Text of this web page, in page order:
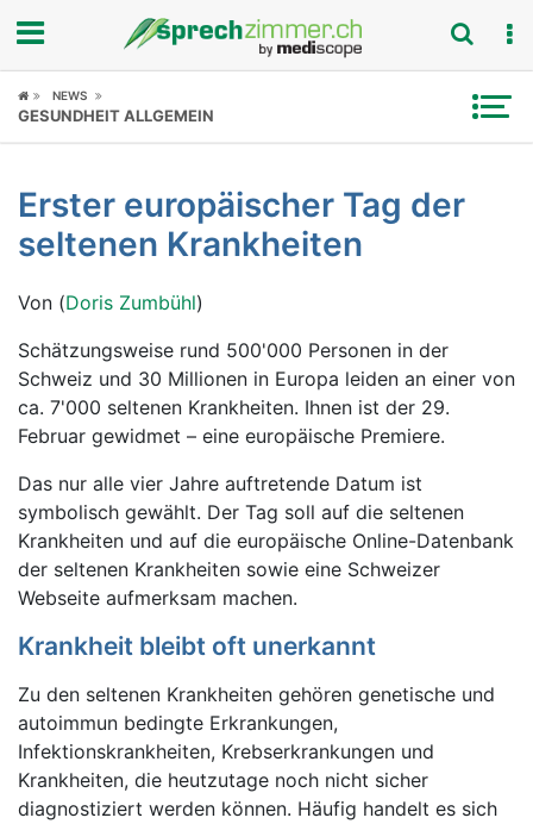
Fokus
Symptome
Ratgeber
Rubriken
NEWS
GESUNDHEIT ALLGEMEIN
Erster europäischer Tag der
seltenen Krankheiten
Von (Doris Zumbühl)
Schätzungsweise rund 500'000 Personen in der
Schweiz und 30 Millionen in Europa leiden an einer von
ca. 7'000 seltenen Krankheiten. Ihnen ist der 29.
Februar gewidmet – eine europäische Premiere.
Das nur alle vier Jahre auftretende Datum ist
symbolisch gewählt. Der Tag soll auf die seltenen
Krankheiten und auf die europäische Online-Datenbank
der seltenen Krankheiten sowie eine Schweizer
Webseite aufmerksam machen.
Krankheit bleibt oft unerkannt
Zu den seltenen Krankheiten gehören genetische und
autoimmun bedingte Erkrankungen,
Infektionskrankheiten, Krebserkrankungen und
Krankheiten, die heutzutage noch nicht sicher
diagnostiziert werden können. Häufig handelt es sich